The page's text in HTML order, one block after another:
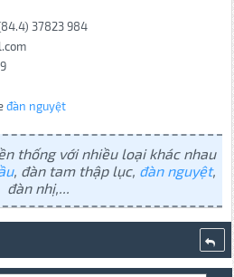
37823 984
đàn nguyệt
thống với nhiều loại khác nhau
, đàn tam thập lục, đàn nguyệt,
đàn nhị,...